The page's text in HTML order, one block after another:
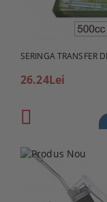
SERINGA TRANSFER
26.24Lei